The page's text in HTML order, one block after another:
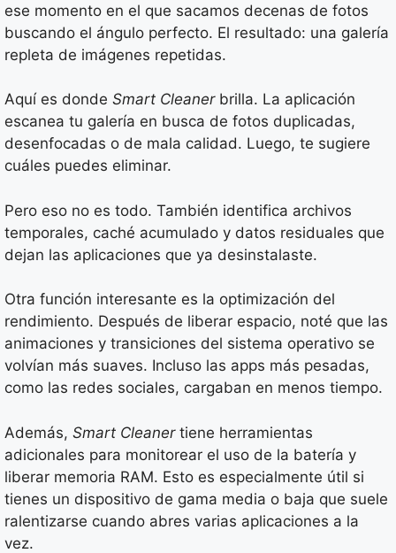
ese momento en el que sacamos decenas de fotos
buscando el ángulo perfecto. El resultado: una galería
repleta de imágenes repetidas.
Aquí es donde Smart Cleanerbrilla. La aplicación
escanea tu galería en busca de fotos duplicadas,
desenfocadas o de mala calidad. Luego, te sugiere
cuáles puedes eliminar.
Pero eso no es todo. También identifica archivos
temporales, caché acumulado y datos residuales que
dejan las aplicaciones que ya desinstalaste.
Otra función interesante es la optimización del
rendimiento. Después de liberar espacio, noté que las
animaciones y transiciones del sistema operativo se
volvían más suaves. Incluso las apps más pesadas,
como las redes sociales, cargaban en menos tiempo.
Además, Smart Cleanertiene herramientas
adicionales para monitorear el uso de la batería y
liberar memoria RAM. Esto es especialmente útil si
tienes un dispositivo de gama media o baja que suele
ralentizarse cuando abres varias aplicaciones a la
vez.